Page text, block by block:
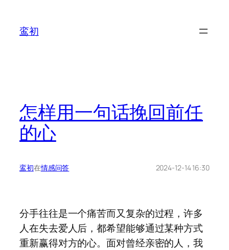
鸾初
怎样用一句话挽回前任
的心
鸾初在情感问答 2024-12-14 16:30
分手往往是一个痛苦而又复杂的过程，许多
人在失去爱人后，都希望能够通过某种方式
重新赢得对方的心。面对曾经亲密的人，我